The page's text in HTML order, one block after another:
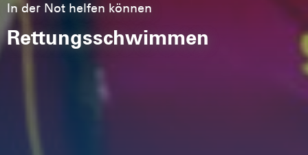
In der Not helfen können
Rettungsschwimmen